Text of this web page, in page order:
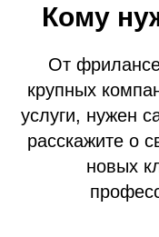
Кому
От
крупных
услуги, нужен
расскажите о
новых